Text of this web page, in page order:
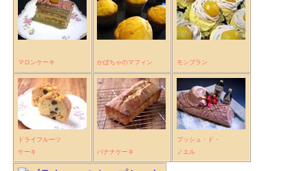
マロンケーキ かぼちゃのマフィン モンブラン
ドライフルーツ
ケーキ
バナナケーキ
ブッシュ・ド・
ノエル